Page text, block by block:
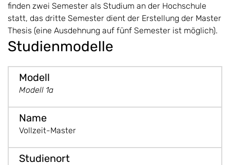
finden zwei Semester als Studium an der Hochschule
statt, das dritte Semester dient der Erstellung der Master
Thesis (eine Ausdehnung auf fünf Semester ist möglich).
Studienmodelle
Modell 1a
Vollzeit-Master